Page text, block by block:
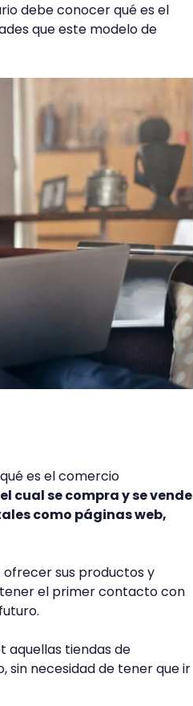
debe conocer qué es el
que este modelo de
es el comercio
cual se compra y se vende
como páginas web,
ofrecer sus productos y
el primer contacto con
aquellas tiendas de
sin necesidad de tener que ir